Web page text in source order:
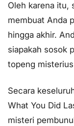
Oleh karena itu,
membuat Anda
hingga akhir.
siapakah sosok
topeng
Secara
What You Did
misteri